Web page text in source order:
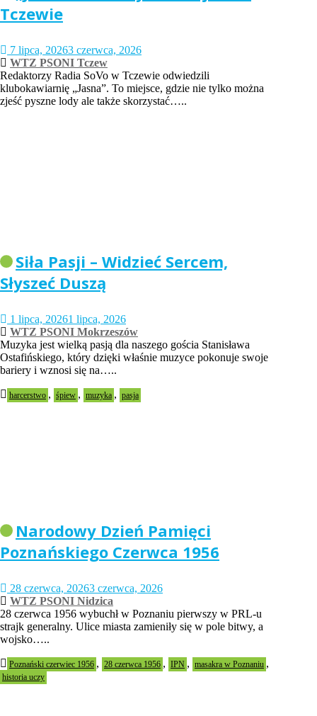
Tczewie
7 lipca, 20263 czerwca, 2026
WTZ PSONI Tczew
Redaktorzy Radia SoVo w Tczewie odwiedzili
klubokawiarnię „Jasna”. To miejsce, gdzie nie tylko można
zjeść pyszne lody ale także skorzystać…..
Siła Pasji – Widzieć Sercem,
Słyszeć Duszą
1 lipca, 20261 lipca, 2026
WTZ PSONI Mokrzeszów
Muzyka jest wielką pasją dla naszego gościa Stanisława
Ostafińskiego, który dzięki właśnie muzyce pokonuje swoje
bariery i wznosi się na…..
harcerstwo , śpiew , muzyka , pasja
Narodowy Dzień Pamięci
Poznańskiego Czerwca 1956
28 czerwca, 20263 czerwca, 2026
WTZ PSONI Nidzica
28 czerwca 1956 wybuchł w Poznaniu pierwszy w PRL-u
strajk generalny. Ulice miasta zamieniły się w pole bitwy, a
wojsko…..
Poznański czerwiec 1956 , 28 czerwca 1956 , IPN , masakra w Poznaniu ,
historia uczy